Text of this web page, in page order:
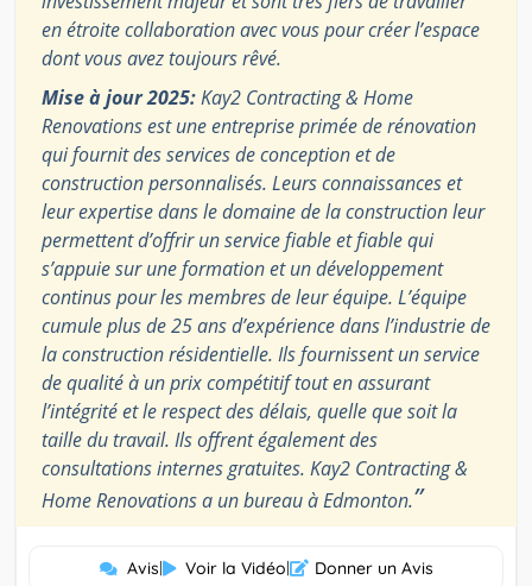
en étroite collaboration avec vous pour créer l’espace
dont vous avez toujours rêvé.
Mise à jour 2025:Kay2 Contracting & Home
Renovations est une entreprise primée de rénovation
qui fournit des services de conception et de
construction personnalisés. Leurs connaissances et
leur expertise dans le domaine de la construction leur
permettent d’offrir un service fiable et fiable qui
s’appuie sur une formation et un développement
continus pour les membres de leur équipe. L’équipe
cumule plus de 25 ans d’expérience dans l’industrie de
la construction résidentielle. Ils fournissent un service
de qualité à un prix compétitif tout en assurant
l’intégrité et le respect des délais, quelle que soit la
taille du travail. Ils offrent également des
consultations internes gratuites. Kay2 Contracting &
Home Renovations a un bureau à Edmonton.”
Avis| Voir la Vidéo| Donner un Avis